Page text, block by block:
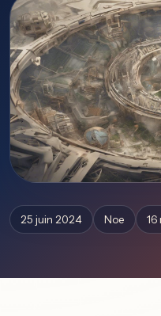
25 juin 2024 Noe 16